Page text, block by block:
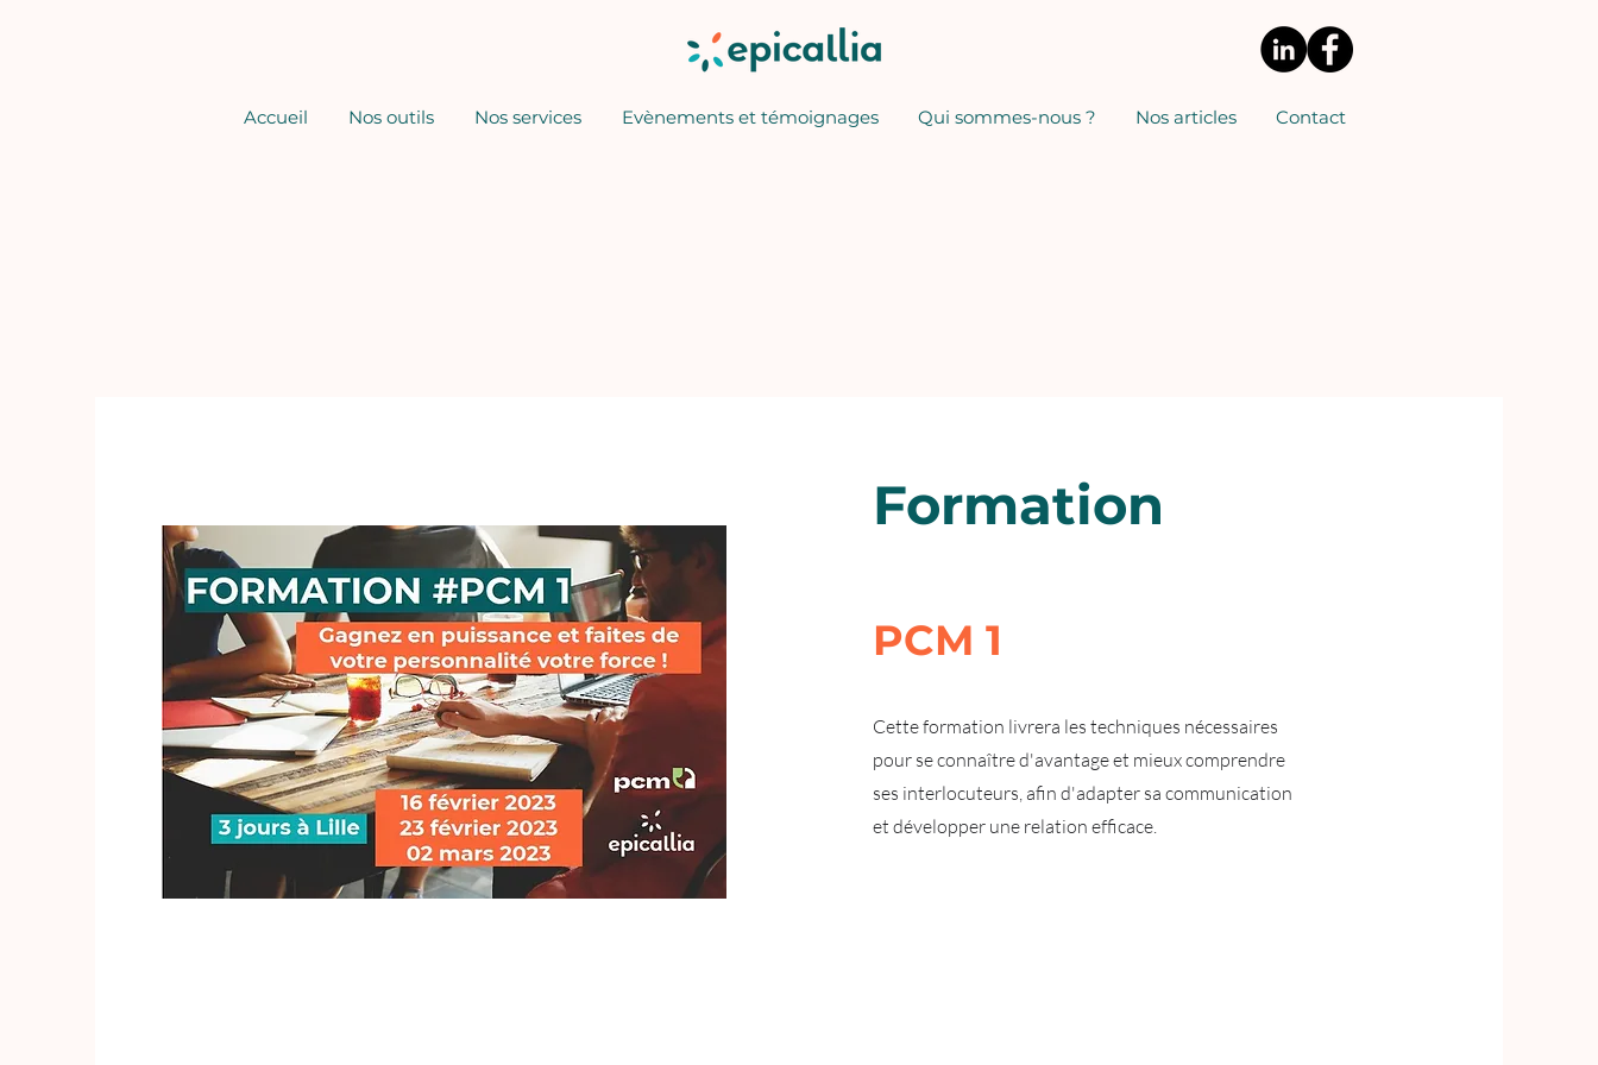
Accueil Nos outils Nos services Evènements et témoignages Qui sommes-nous ? Nos articles Contact
Formation
PCM 1
Cette formation livrera les techniques nécessaires
pour se connaître d'avantage et mieux comprendre
ses interlocuteurs, afin d'adapter sa communication
et développer une relation efficace.